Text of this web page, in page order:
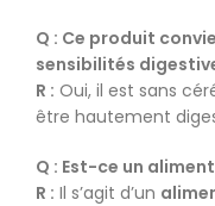
Q : Ce produit
sensibilités
R : Oui, il est sans
être hautement
Q : Est-ce un
R : Il s’agit d’un